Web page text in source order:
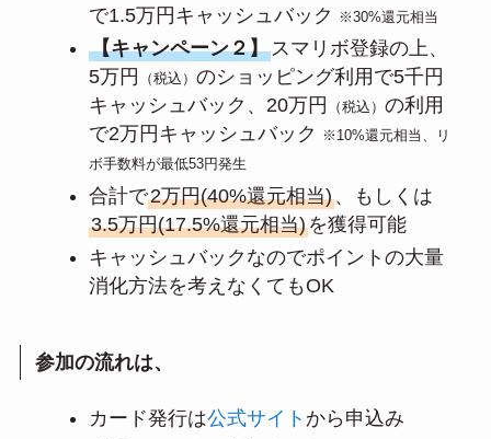
で1.5万円キャッシュバック
※30%還元相当
【キャンペーン２】スマリボ登録の上、
5万円
（税込） のショッピング利用で5千円
キャッシュバック、20万円
（税込） の利用
で2万円キャッシュバック
※10%還元相当、リ
ボ手数料が最低53円発生
合計で2万円(40%還元相当)、もしくは
3.5万円(17.5%還元相当)を獲得可能
キャッシュバックなのでポイントの大量
消化方法を考えなくてもOK
参加の流れは、
カード発行は公式サイト から申込み